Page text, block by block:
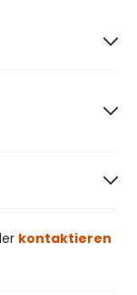
kontaktieren